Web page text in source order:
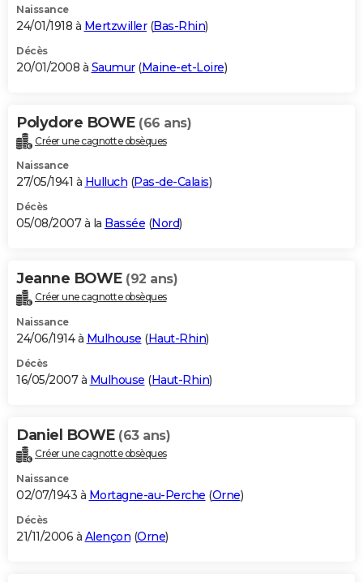
Naissance
24/01/1918 à Mertzwiller(Bas-Rhin)
Décès
20/01/2008 à Saumur(Maine-et-Loire)
Polydore BOWE (66 ans)
Créer une cagnotte obsèques
Naissance
27/05/1941 à Hulluch (Pas-de-Calais)
Décès
05/08/2007 à la Bassée (Nord)
Jeanne BOWE (92 ans)
Créer une cagnotte obsèques
Naissance
24/06/1914 à Mulhouse (Haut-Rhin)
Décès
16/05/2007 à Mulhouse (Haut-Rhin)
Daniel BOWE (63 ans)
Créer une cagnotte obsèques
Naissance
02/07/1943 à Mortagne-au-Perche (Orne)
Décès
21/11/2006 à Alençon (Orne)